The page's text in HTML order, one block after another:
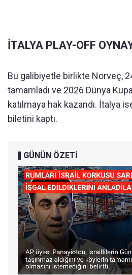
İTALYA PLAY-OFF
Bu galibiyetle birlikte Norveç,
tamamladı ve 2026 Dünya
katılmaya hak kazandı. İtalya
biletini kaptı.
GÜNÜN ÖZETİ